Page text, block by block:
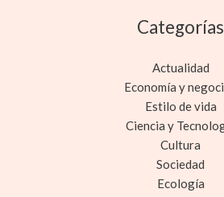
Categorías
Actualidad
Economía y
Estilo de vida
Ciencia y
Cultura
Sociedad
Ecología